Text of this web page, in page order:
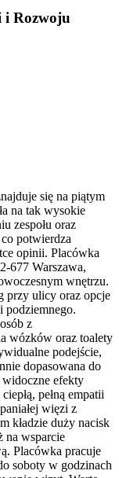
i Rozwoju
się na piątym
na tak wysokie
zespołu oraz
potwierdza
opinii. Placówka
677 Warszawa,
wnętrzu.
przy ulicy oraz opcje
podziemnego.
z
wózków oraz toalety
podejście,
dopasowana do
widoczne efekty
pełną empatii
więzi z
kładzie duży nacisk
na wsparcie
Placówka pracuje
soboty w godzinach